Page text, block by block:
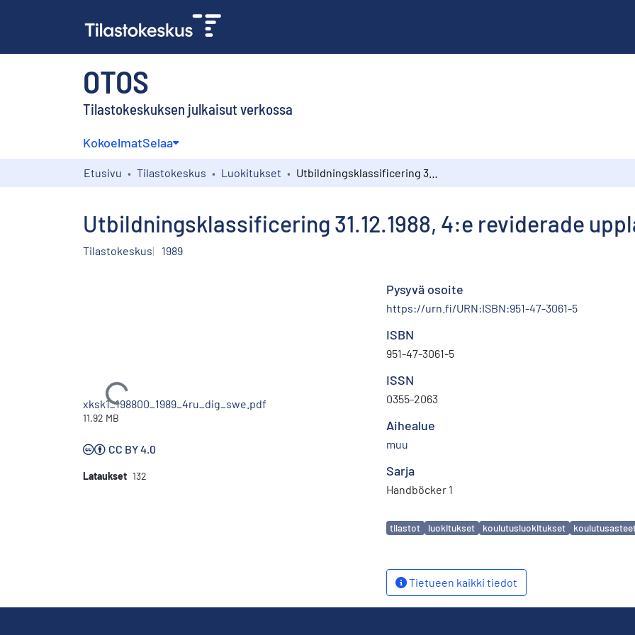
OTOS
Tilastokeskuksen julkaisut verkossa
KokoelmatSelaa
Etusivu Tilastokeskus Luokitukset
Utbildningsklassificering 31.12.1988, 4:e reviderade
Tilastokeskus 1989
Ladataan...
xksk1_198800_1989_4ru_dig_swe.pdf
11.92 MB
CC BY 4.0
Lataukset 132
Pysyvä osoite
https://urn.fi/URN:ISBN:951-47-3061-5
ISBN
951-47-3061-5
ISSN
0355-2063
Aihealue
muu
Sarja
Handböcker 1
Avainsanat
tilastot luokitukset koulutusluokitukset
Tietueen kaikki tiedot